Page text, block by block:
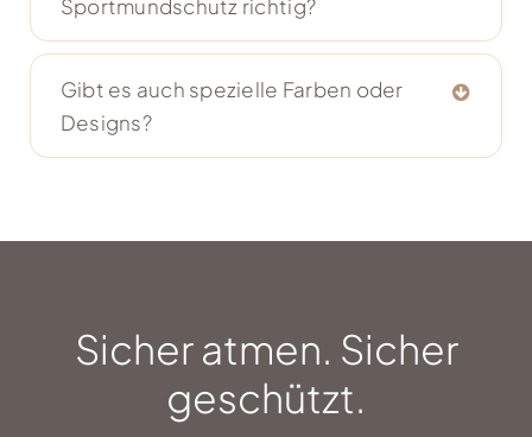
Sportmundschutz richtig?
Gibt es auch spezielle Farben oder
Designs?
Sicher atmen. Sicher
geschützt.